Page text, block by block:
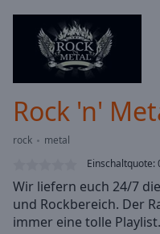
Forward
Loaded :
Stream
TypeLIVE
Seek to
Rock 'n'
rock
metal
Einschaltquote:
Wir liefern euch 24/7
und Rockbereich. Der
immer eine tolle Playlist.